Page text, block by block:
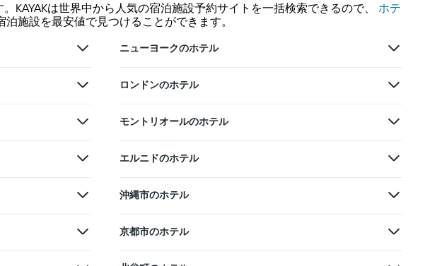
KAYAKは世界中から人気の宿泊施設予約サイトを一括検索できるので、 ホテ
施設を最安値で見つけることができます。
ニューヨークのホテル
ロンドンのホテル
モントリオールのホテル
エルニドのホテル
沖縄市のホテル
京都市のホテル